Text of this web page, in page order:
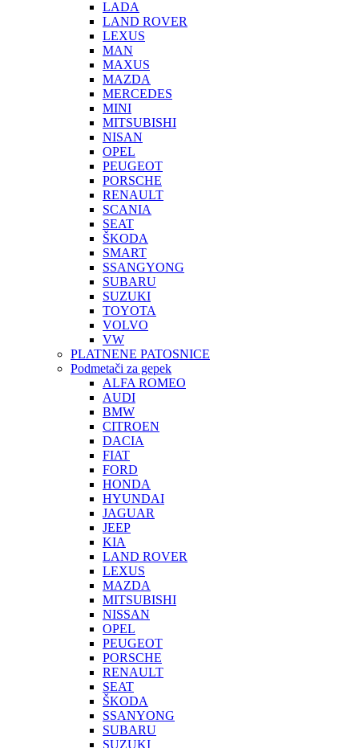
LADA
LAND ROVER
LEXUS
MAN
MAXUS
MAZDA
MERCEDES
MINI
MITSUBISHI
NISAN
OPEL
PEUGEOT
PORSCHE
RENAULT
SCANIA
SEAT
ŠKODA
SMART
SSANGYONG
SUBARU
SUZUKI
TOYOTA
VOLVO
VW
PLATNENE PATOSNICE
Podmetači za gepek
ALFA ROMEO
AUDI
BMW
CITROEN
DACIA
FIAT
FORD
HONDA
HYUNDAI
JAGUAR
JEEP
KIA
LAND ROVER
LEXUS
MAZDA
MITSUBISHI
NISSAN
OPEL
PEUGEOT
PORSCHE
RENAULT
SEAT
ŠKODA
SSANYONG
SUBARU
SUZUKI